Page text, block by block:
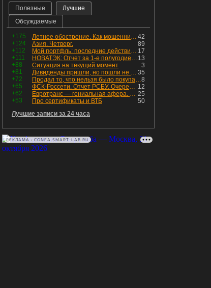
Полезные
Лучшие
Обсуждаемые
+175 42
Летнее обострение. Как мошенники пытаются подсунуть кнопку "БАБЛО" девушкам
+124
89
Азия. Четверг.
+112
17
Мой портфль: последние действия и текущая структура. Краткий комментарий по всем позициям
+111
13
НОВАТЭК: Отчет за 1-е полугодие 2026 - прибыль продолжает падать, но лучшее впереди, если не прилетит
+88
3
Ситуация на текущий момент
+81
35
Дивиденды пришли, но пошли не туда
+72
8
Продал то, что нельзя было покупать. Изменения в портфеле
+65
12
ФСК-Россети. Отчет РСБУ. Очередная допка - бомбовые новости в эфире
+62
25
Евротранс — гениальная афера. Собрал с инвесторов денег, выплатил дивидендов больше текущей капитализации и ушёл в дефолт
+53
50
Про сертификаты и ВТБ
Лучшие записи за 24 часа
РЕКЛАМА • CONFA.SMART-LAB.RU